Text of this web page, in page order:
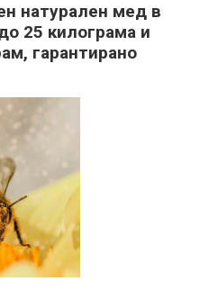
натурален мед в
25 килограма и
гарантирано